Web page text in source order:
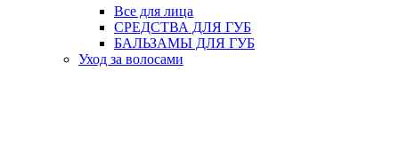
Все для лица
СРЕДСТВА ДЛЯ ГУБ
БАЛЬЗАМЫ ДЛЯ ГУБ
Уход за волосами